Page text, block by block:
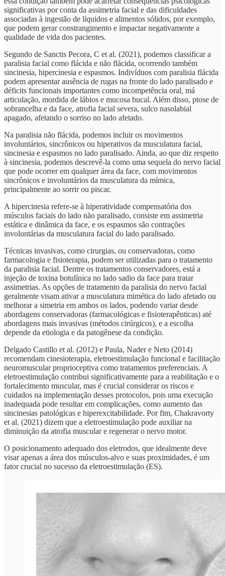
significativas por conta da assimetria facial e das dificuldades
associadas à ingestão de líquidos e alimentos sólidos, por exemplo,
que podem gerar constrangimento e impactar negativamente a
qualidade de vida dos pacientes.
Segundo de Sanctis Pecora, C et al. (2021), podemos classificar a
paralisia facial como flácida e não flácida, ocorrendo também
sincinesia, hipercinesia e espasmos. Indivíduos com paralisia flácida
podem apresentar ausência de rugas na fronte do lado paralisado e
déficits funcionais importantes como incompetência oral, má
articulação, mordida de lábios e mucosa bucal. Além disso, ptose de
sobrancelha e da face, atrofia facial severa, sulco nasolabial
apagado, afetando o sorriso no lado afetado.
Na paralisia não flácida, podemos incluir os movimentos
involuntários, sincrônicos ou hiperativos da musculatura facial,
sincinesia e espasmos no lado paralisado. Ainda, ao que diz respeito
à sincinesia, podemos descrevê-la como uma sequela do nervo facial
que pode ocorrer em qualquer área da face, com movimentos
sincrônicos e involuntários da musculatura da mímica,
principalmente ao sorrir ou piscar.
A hipercinesia refere-se à hiperatividade compensatória dos
músculos faciais do lado não paralisado, consiste em assimetria
estática e dinâmica da face, e os espasmos são contrações
involuntárias da musculatura facial do lado paralisado.
Técnicas invasivas, como cirurgias, ou conservadoras, como
farmacologia e fisioterapia, podem ser utilizadas para o tratamento
da paralisia facial. Dentre os tratamentos conservadores, está a
injeção de toxina botulínica no lado sadio da face para tratar
assimetrias. As opções de tratamento da paralisia do nervo facial
geralmente visam ativar a musculatura mimética do lado afetado ou
melhorar a simetria em ambos os lados, podendo variar desde
abordagens conservadoras (farmacológicas e fisioterapêuticas) até
abordagens mais invasivas (métodos cirúrgicos), e a escolha
depende da etiologia e da patogênese da condição.
Delgado Castillo et al. (2012) e Paula, Nader e Neto (2014)
recomendam cinesioterapia, eletroestimulação funcional e facilitação
neuromuscular proprioceptiva como tratamentos preferenciais. A
eletroestimulação contribui significativamente para a reabilitação e o
fortalecimento muscular, mas é crucial considerar os riscos e
cuidados na implementação desses protocolos, pois uma execução
inadequada pode resultar em complicações, como aumento das
sincinesias patológicas e hiperexcitabilidade. Por fim, Chakravorty
et al. (2021) dizem que a eletroestimulação pode auxiliar na
diminuição da atrofia muscular e regenerar o nervo motor.
O posicionamento adequado dos eletrodos, que idealmente deve
visar apenas a área dos músculos-alvo e suas proximidades, é um
fator crucial no sucesso da eletroestimulação (ES).